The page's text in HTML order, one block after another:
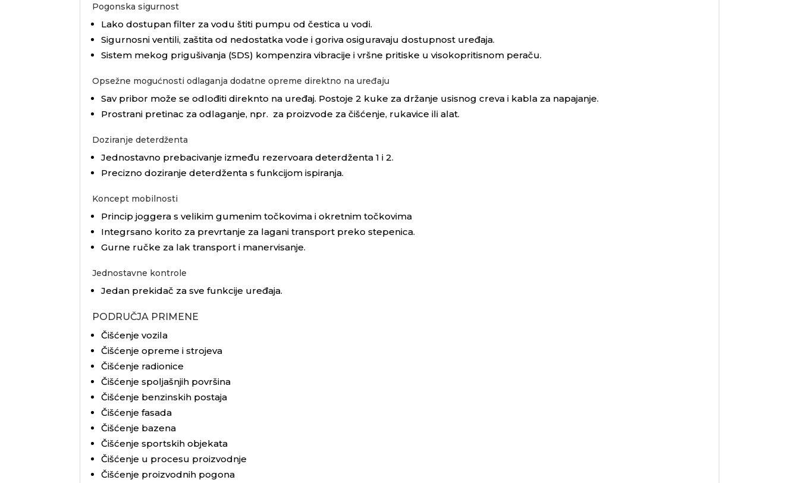
Pogonska sigurnost
Lako dostupan filter za vodu štiti pumpu od čestica u vodi.
Sigurnosni ventili, zaštita od nedostatka vode i goriva osiguravaju dostupnost uređaja.
Sistem mekog prigušivanja (SDS) kompenzira vibracije i vršne pritiske u visokopritisnom peraču.
Opsežne mogućnosti odlaganja dodatne opreme direktno na uređaju
Sav pribor može se odlođiti direknto na uređaj. Postoje 2 kuke za držanje usisnog creva i kabla za napajanje.
Prostrani pretinac za odlaganje, npr. za proizvode za čišćenje, rukavice ili alat.
Doziranje deterdženta
Jednostavno prebacivanje između rezervoara deterdženta 1 i 2.
Precizno doziranje deterdženta s funkcijom ispiranja.
Koncept mobilnosti
Princip joggera s velikim gumenim točkovima i okretnim točkovima
Integrsano korito za prevrtanje za lagani transport preko stepenica.
Gurne ručke za lak transport i manervisanje.
Jednostavne kontrole
Jedan prekidač za sve funkcije uređaja.
PODRUČJA PRIMENE
Čišćenje vozila
Čišćenje opreme i strojeva
Čišćenje radionice
Čišćenje spoljašnjih površina
Čišćenje benzinskih postaja
Čišćenje fasada
Čišćenje bazena
Čišćenje sportskih objekata
Čišćenje u procesu proizvodnje
Čišćenje proizvodnih pogona